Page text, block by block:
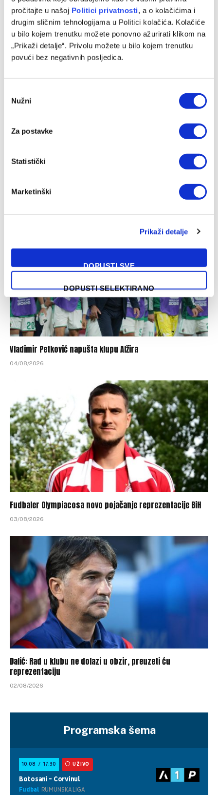
pročitajte u našoj Politici privatnosti, a o kolačićima i
drugim sličnim tehnologijama u Politici kolačića. Kolačiće
u bilo kojem trenutku možete ponovno ažurirati klikom na
„Prikaži detalje“. Privolu možete u bilo kojem trenutku
povući bez negativnih posljedica.
Selection
Nužni
Za postavke
Statistički
Marketinški
Prikaži detalje
DOPUSTI SVE
DOPUSTI SELEKTIRANO
Ponovo u ulozi selektora: Zlatko Dalić ima novi angažman
Njemačke
Vladimir Petković napušta klupu Alžira
04/08/2026
Fudbaler Olympiacosa novo pojačanje reprezentacije BiH
03/08/2026
Dalić: Rad u klubu ne dolazi u obzir, preuzeti ću
reprezentaciju
02/08/2026
Programska šema